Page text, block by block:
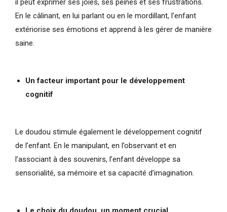
il peut exprimer ses joies, ses peines et ses frustrations.
En le câlinant, en lui parlant ou en le mordillant, l’enfant
extériorise ses émotions et apprend à les gérer de manière
saine.
Un facteur important pour le développement
cognitif
Le doudou stimule également le développement cognitif
de l’enfant. En le manipulant, en l’observant et en
l’associant à des souvenirs, l’enfant développe sa
sensorialité, sa mémoire et sa capacité d’imagination.